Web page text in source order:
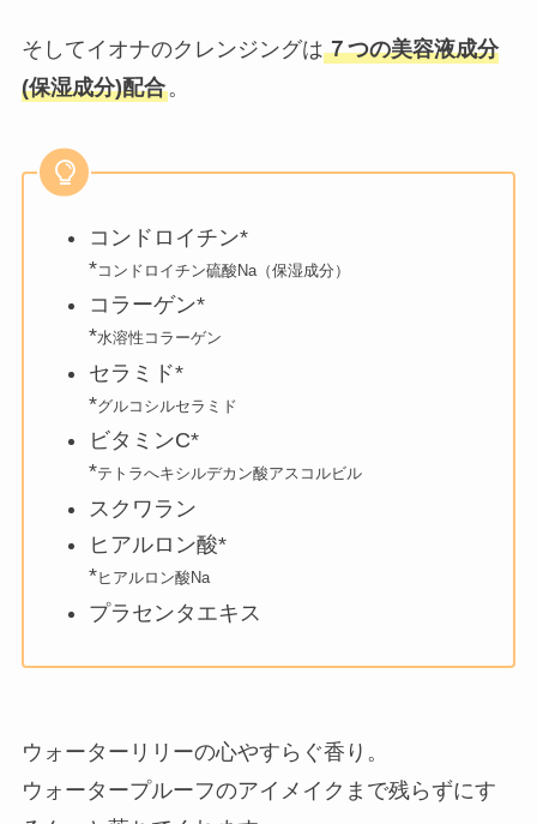
そしてイオナのクレンジングは７つの美容液成分
(保湿成分)配合。
コンドロイチン*
*コンドロイチン硫酸Na（保湿成分）
コラーゲン*
*水溶性コラーゲン
セラミド*
*グルコシルセラミド
ビタミンC*
*テトラへキシルデカン酸アスコルビル
スクワラン
ヒアルロン酸*
*ヒアルロン酸Na
プラセンタエキス
ウォーターリリーの心やすらぐ香り。
ウォータープルーフのアイメイクまで残らずにす